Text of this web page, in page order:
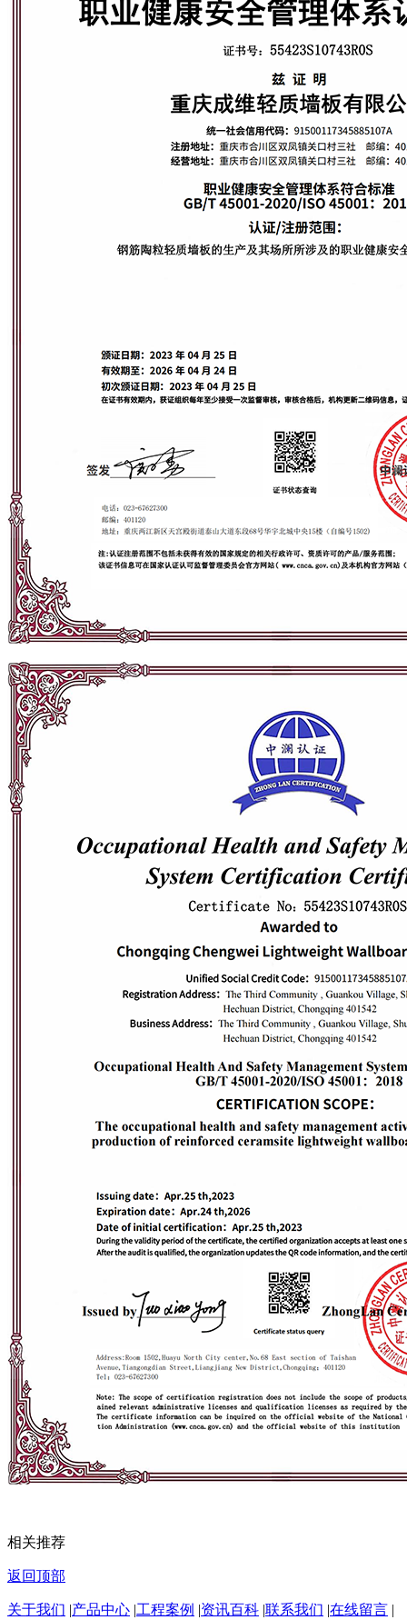
相关推荐
返回顶部
关于我们 |产品中心 |工程案例 |资讯百科 |联系我们 |在线留言 |